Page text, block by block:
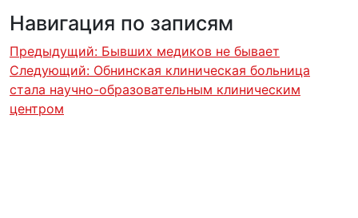
Навигация по записям
Предыдущий: Бывших медиков не бывает
Следующий: Обнинская клиническая больница
стала научно-образовательным клиническим
центром